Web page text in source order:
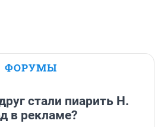
ФОРУМЫ
стали пиарить Н.
в рекламе?